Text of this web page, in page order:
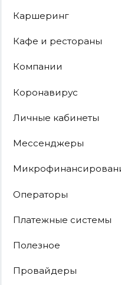
Каршеринг
Кафе и рестораны
Компании
Коронавирус
Личные кабинеты
Мессенджеры
Операторы
Платежные системы
Полезное
Провайдеры